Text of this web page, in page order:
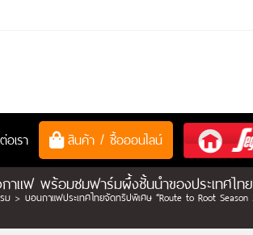
เรา สินค้า / ซื้อออนไลน์
าแฟ พร้อมชมฟาร์มผึ้งชั้นนำของประเทศไ
ม > บอนกาแฟประเทศไทยจัดทริปพิเศษ “Route to Root